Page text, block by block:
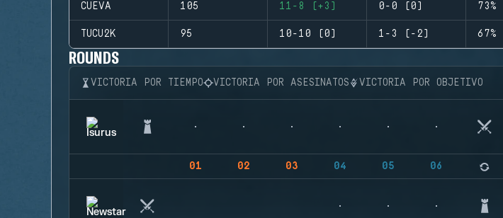
CUEVA 105 11-8 (+3) 0-0 (0) 73%
TUCU2K 95 10-10 (0) 1-3 (-2) 67%
ROUNDS
VICTORIA POR TIEMPO VICTORIA POR ASESINATOS VICTORIA POR OBJETIVO
01 02 03 04 05 06